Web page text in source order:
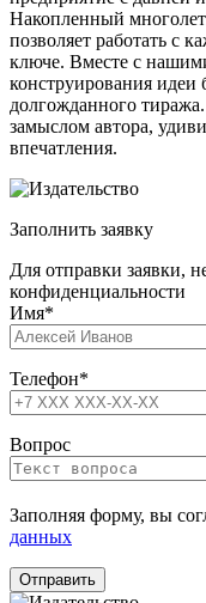
Накопленный
позволяет работать с
ключе. Вместе с
конструирования
долгожданного
замыслом автора,
впечатления.
Заполнить заявку
Для отправки заявки,
конфиденциальности
Имя*
Телефон*
Вопрос
Заполняя форму, вы
данных